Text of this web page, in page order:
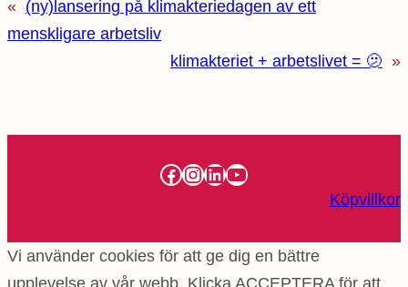
« (ny)lansering på klimakteriedagen av ett
menskligare arbetsliv
klimakteriet + arbetslivet = 🫤 »
Facebook
Instagram
LinkedIn
YouTube
Köpvillkor
Vi använder cookies för att ge dig en bättre